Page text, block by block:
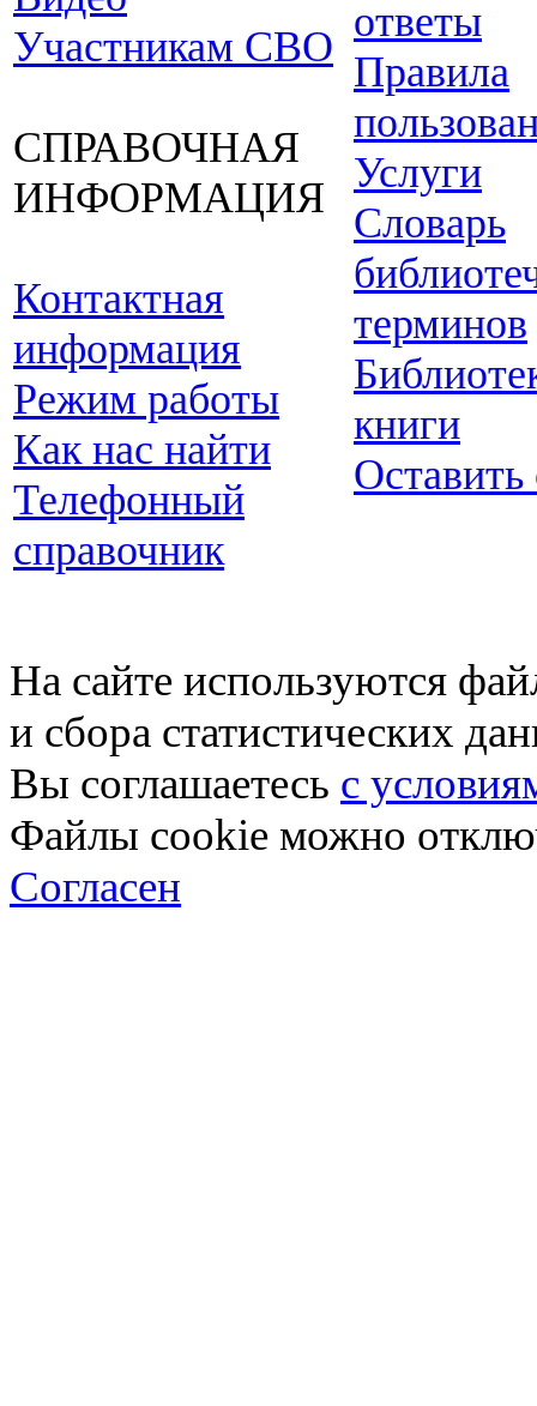
Участникам СВО
СПРАВОЧНАЯ
ИНФОРМАЦИЯ
Контактная
информация
Режим работы
Как нас найти
Телефонный
справочник
ответы
Правила
Услуги
Словарь
терминов
книги
Оставить
На сайте используются
и сбора статистических
Вы соглашаетесь с
Файлы cookie можно
Согласен